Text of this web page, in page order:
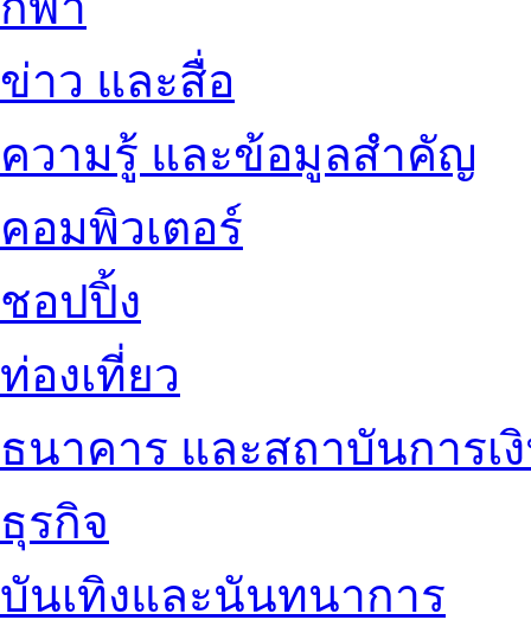
ข่าว และสื่อ
ความรู้ และข้อมูลสำคัญ
คอมพิวเตอร์
ชอปปิ้ง
ท่องเที่ยว
ธนาคาร และสถาบันการเ
ธุรกิจ
บันเทิงและนันทนาการ